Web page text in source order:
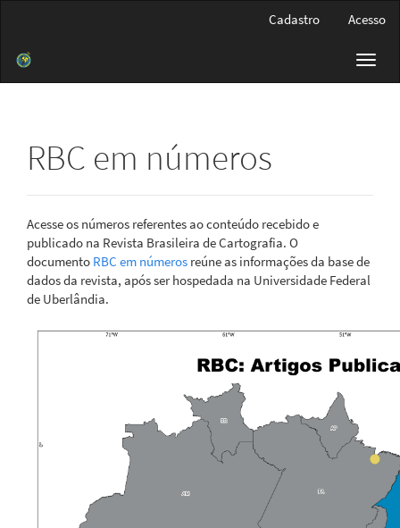
Barra
Cadastro Acesso
RBC em números
Acesse os números referentes ao conteúdo recebido e
publicado na Revista Brasileira de Cartografia. O
documento RBC em números reúne as informações da base de
dados da revista, após ser hospedada na Universidade Federal
de Uberlândia.